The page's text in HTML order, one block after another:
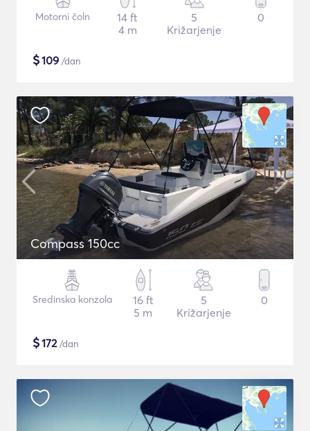
Motorni čoln
14 ft
4 m
5
Križarjenje
0
$109 /dan
Compass 150cc
Sredinska konzola
16 ft
5 m
5
Križarjenje
0
$172/dan